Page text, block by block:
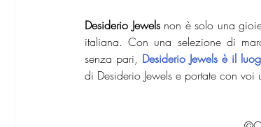
Desiderio Jewels non è solo una
italiana. Con una selezione di
senza pari, Desiderio Jewels è il
di Desiderio Jewels e portate con